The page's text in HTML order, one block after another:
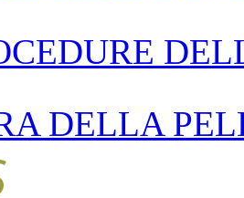
DELLA